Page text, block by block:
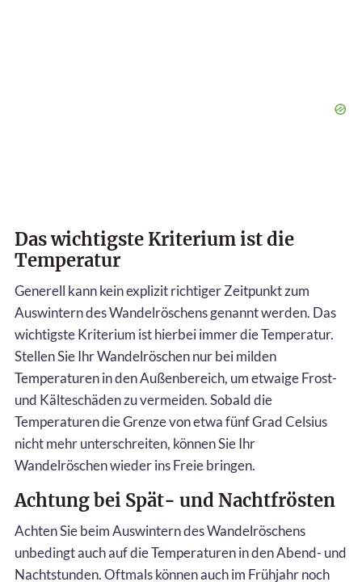
Das wichtigste Kriterium ist die
Temperatur
Generell kann kein explizit richtiger Zeitpunkt zum
Auswintern des Wandelröschens genannt werden. Das
wichtigste Kriterium ist hierbei immer die Temperatur.
Stellen Sie Ihr Wandelröschen nur bei milden
Temperaturen in den Außenbereich, um etwaige Frost-
und Kälteschäden zu vermeiden. Sobald die
Temperaturen die Grenze von etwa fünf Grad Celsius
nicht mehr unterschreiten, können Sie Ihr
Wandelröschen wieder ins Freie bringen.
Achtung bei Spät- und Nachtfrösten
Achten Sie beim Auswintern des Wandelröschens
unbedingt auch auf die Temperaturen in den Abend- und
Nachtstunden. Oftmals können auch im Frühjahr noch